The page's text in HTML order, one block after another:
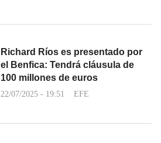
Richard Ríos es presentado por
el Benfica: Tendrá cláusula de
100 millones de euros
22/07/2025 - 19:51 EFE